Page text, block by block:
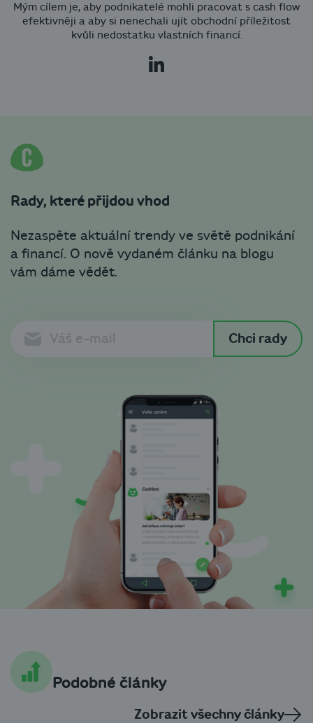
Mým cílem je, aby podnikatelé mohli pracovat s cash flow
efektivněji a aby si nenechali ujít obchodní příležitost
kvůli nedostatku vlastních financí.
Rady, které přijdou vhod
Nezaspěte aktuální trendy ve světě podnikání
a financí. O nově vydaném článku na blogu
vám dáme vědět.
Chci rady
Podobné články
Zobrazit všechny články